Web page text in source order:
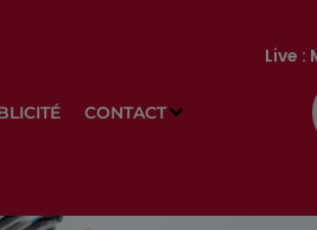
CONTACT
Live :